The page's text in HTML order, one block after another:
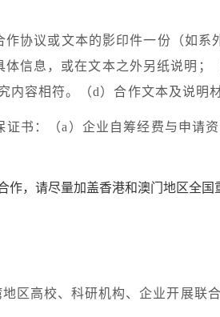
协议或文本的影印件一份（如
信息，或在文本之外另纸说明；
内容相符。（d）合作文本及说明
证书：（a ）企业自筹经费与申请
，请尽量加盖香港和澳门地区全国
区高校、科研机构、企业开展联